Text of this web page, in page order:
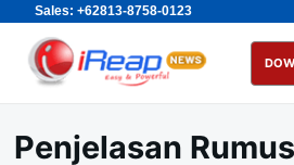
Sales: +62813-8758-0123
Skip
content
Search
for:
Penjelasan